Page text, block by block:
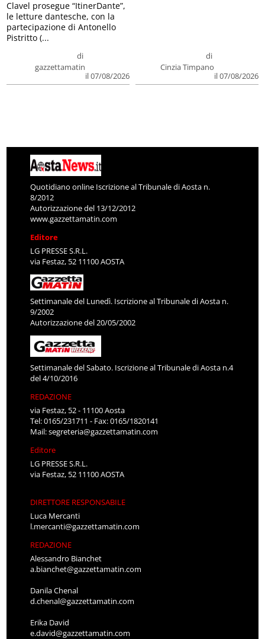
di
gazzettamatin
il 07/08/2026
Clavel prosegue “ItinerDante”,
le letture dantesche, con la
partecipazione di Antonello
Pistritto (...
di
Cinzia Timpano
il 07/08/2026
Quotidiano online Iscrizione al Tribunale di Aosta n.
8/2012
Autorizzazione del 13/12/2012
www.gazzettamatin.com
Editore
LG PRESSE S.R.L.
via Festaz, 52 11100 AOSTA
Settimanale del Lunedì. Iscrizione al Tribunale di Aosta n.
9/2002
Autorizzazione del 20/05/2002
Settimanale del Sabato. Iscrizione al Tribunale di Aosta n.4
del 4/10/2016
REDAZIONE
via Festaz, 52 - 11100 Aosta
Tel: 0165/231711 - Fax: 0165/1820141
Mail:segreteria@gazzettamatin.com
Editore
LG PRESSE S.R.L.
via Festaz, 52 11100 AOSTA
DIRETTORE RESPONSABILE
Luca Mercanti
l.mercanti@gazzettamatin.com
REDAZIONE
Alessandro Bianchet
a.bianchet@gazzettamatin.com
Danila Chenal
d.chenal@gazzettamatin.com
Erika David
e.david@gazzettamatin.com